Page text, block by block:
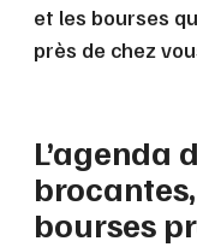
et les bourses
près de chez
L’agenda
bourses